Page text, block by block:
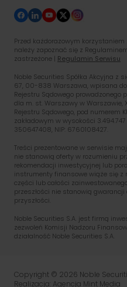
EN
PL
Przed każdorazowym
należy zapoznać się z
zastrzeżone | Regulamin Serwisu
Noble Securities Spółka Akcyjna z
67, 00-838 Warszawa, wpisana
Rejestru Sądowego prowadzonego
dla m. st. Warszawy w Warszawie,
Rejestru Sądowego, pod numerem
zakładowym w wysokości 3.494.747
350647408, NIP: 6760108427.
Treści prezentowane w serwisie
nie stanowią oferty w rozumieniu
rekomendacji inwestycyjnej lub
instrumenty finansowe wiąże się
części lub całości
przeszłości nie stanowią
przyszłości.
Noble Securities S.A. jest firmą
zezwoleń Komisji Nadzoru
działalność Noble Securities S.A.
Copyright © 2026 Noble
Realizacja: Agencja Mint Media